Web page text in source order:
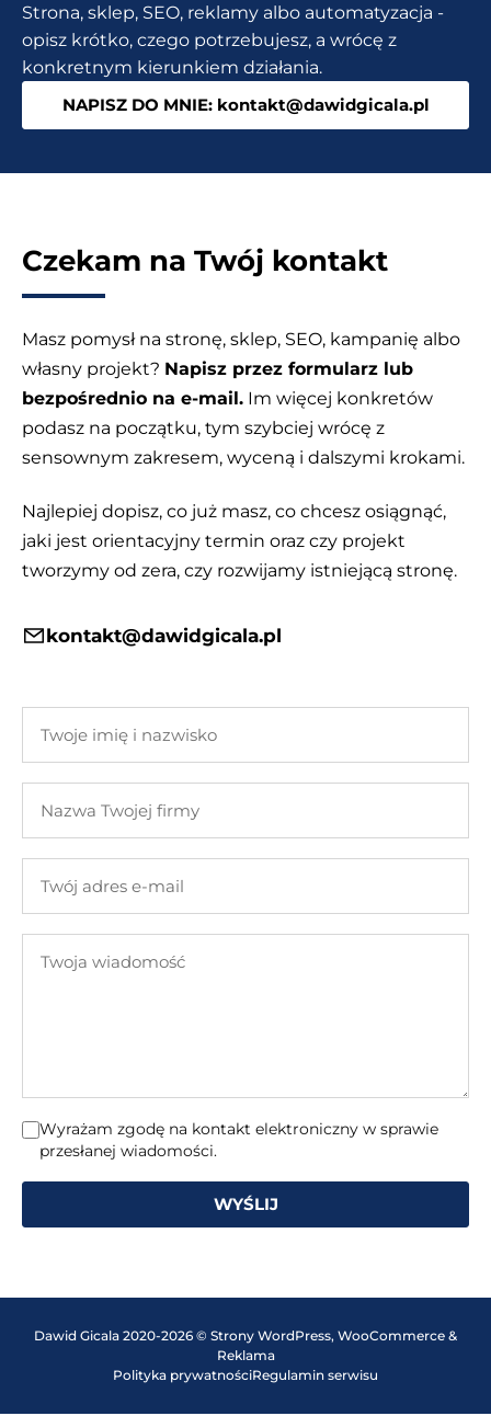
może
pomóc
codziennym
Strona, sklep, SEO, reklamy albo automatyzacja -
opisz krótko, czego potrzebujesz, a wrócę z
konkretnym kierunkiem działania.
NAPISZ DO MNIE: kontakt@dawidgicala.pl
Czekam na Twój kontakt
Masz pomysł na stronę, sklep, SEO, kampanię albo
własny projekt? Napisz przez formularz lub
bezpośrednio na e-mail. Im więcej konkretów
podasz na początku, tym szybciej wrócę z
sensownym zakresem, wyceną i dalszymi krokami.
Najlepiej dopisz, co już masz, co chcesz osiągnąć,
jaki jest orientacyjny termin oraz czy projekt
tworzymy od zera, czy rozwijamy istniejącą stronę.
kontakt@dawidgicala.pl
imię
nazwisko
Twojej
adres
mail
wiadomość
Wyrażam zgodę na kontakt elektroniczny w sprawie
przesłanej wiadomości.
WYŚLIJ
Dawid Gicala 2020-2026 © Strony WordPress, WooCommerce &
Reklama
Polityka prywatnościRegulamin serwisu